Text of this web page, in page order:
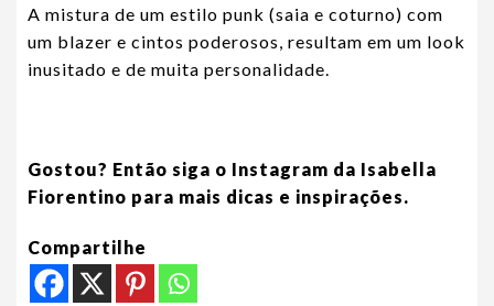
A mistura de um estilo punk (saia e coturno) com
um blazer e cintos poderosos, resultam em um look
inusitado e de muita personalidade.
Gostou? Então siga o Instagram da Isabella
Fiorentino para mais dicas e inspirações.
Compartilhe